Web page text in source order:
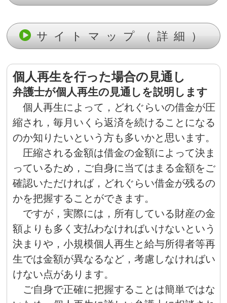
サイトマップ（詳細）
個人再生を行った場合の見通し
弁護士が個人再生の見通しを説明します
個人再生によって，どれぐらいの借金が圧
縮され，毎月いくら返済を続けることになる
のか知りたいという方も多いかと思います。
圧縮される金額は借金の金額によって決ま
っているため，ご自身に当てはまる金額をご
確認いただければ，どれぐらい借金が残るの
かを把握することができます。
ですが，実際には，所有している財産の金
額よりも多く支払わなければいけないという
決まりや，小規模個人再生と給与所得者等再
生では金額が異なるなど，考慮しなければい
けない点があります。
ご自身で正確に把握することは簡単ではな